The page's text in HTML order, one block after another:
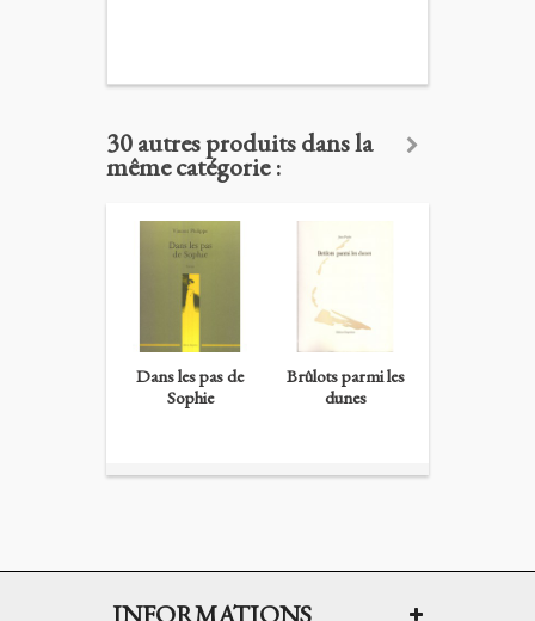
30 autres produits dans la
même catégorie :
Dans les pas de
Sophie
Brûlots parmi les
dunes
INFORMATIONS